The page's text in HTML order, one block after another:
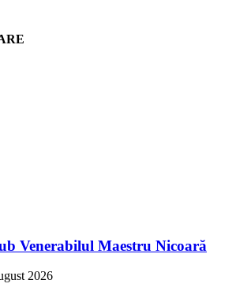
Venerabilul Maestru Nicoară
2026